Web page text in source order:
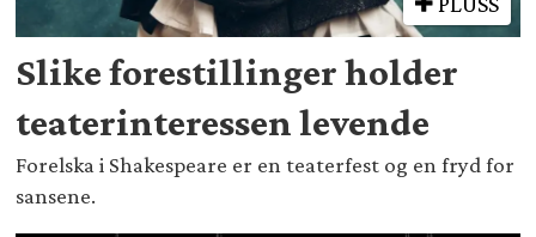
Slike forestillinger holder
teaterinteressen levende
Forelska i Shakespeare er en teaterfest og en fryd for
sansene.